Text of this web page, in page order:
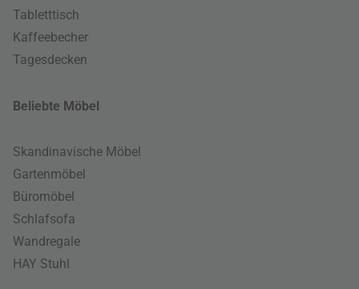
Tabletttisch
Kaffeebecher
Tagesdecken
Beliebte Möbel
Skandinavische Möbel
Gartenmöbel
Büromöbel
Schlafsofa
Wandregale
HAY Stuhl